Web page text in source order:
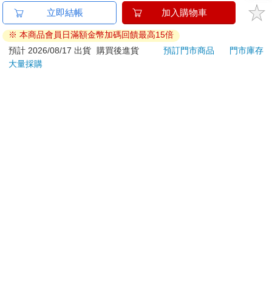
後，除商品本身有瑕疵外，將不提供7天的猶豫期：
易於腐敗、保存期限較短或解約時即將逾期。（如：生
鮮食品）
依消費者要求所為之客製化給付。（客製化商品）
報紙、期刊或雜誌。（含MOOK、外文雜誌）
立即結帳 加入購物車
※ 本商品會員日滿額金幣加碼回饋最高15倍
預計 2026/08/17 出貨
購買後進貨 預訂門市商品
門市庫存
大量採購